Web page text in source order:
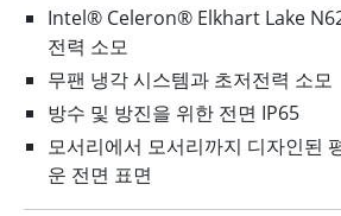
Intel® Celeron® Elkhart Lake
전력 소모
무팬 냉각 시스템과 초저전력 소모
방수 및 방진을 위한 전면 IP65
모서리에서 모서리까지 디자인된
운 전면 표면